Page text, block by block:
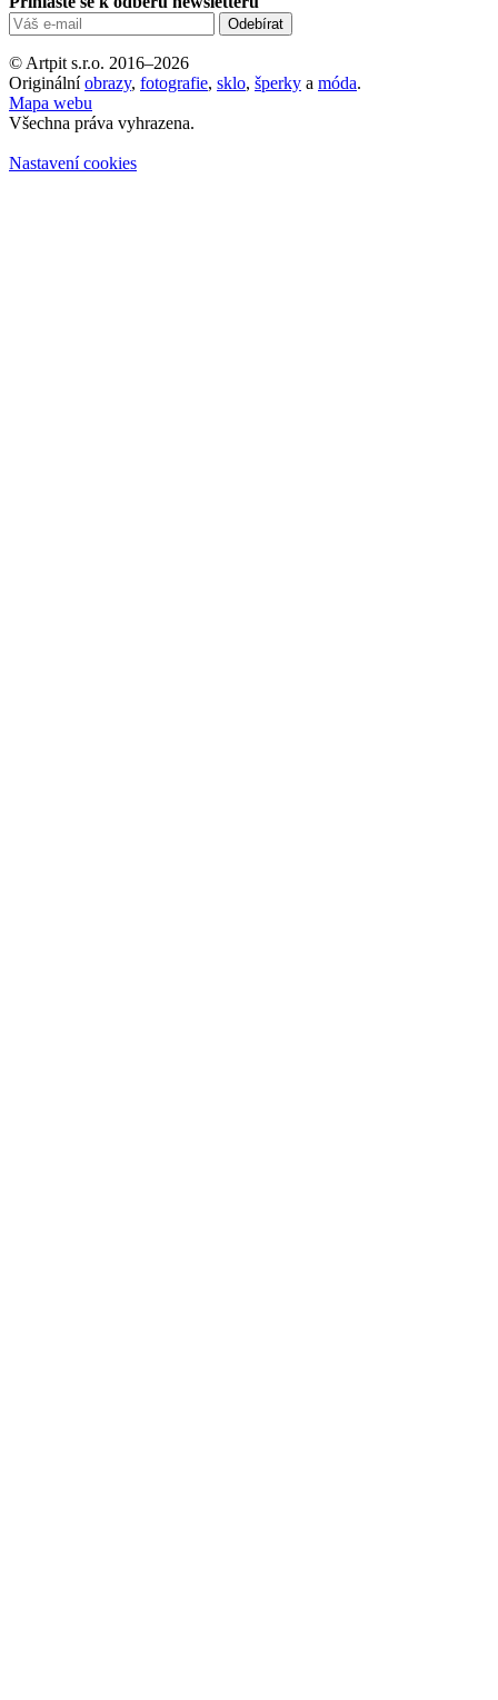
© Artpit s.r.o. 2016–2026
Originální obrazy, fotografie, sklo, šperky a móda.
Mapa webu
Všechna práva vyhrazena.
Nastavení cookies